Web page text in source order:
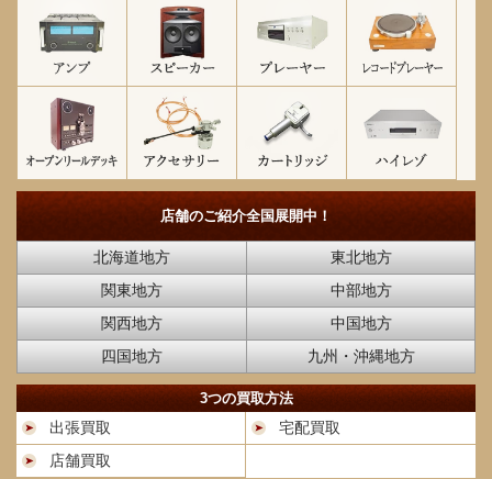
店舗のご紹介全国展開中！
北海道地方
東北地方
関東地方
中部地方
関西地方
中国地方
四国地方
九州・沖縄地方
3つの買取方法
出張買取
宅配買取
店舗買取